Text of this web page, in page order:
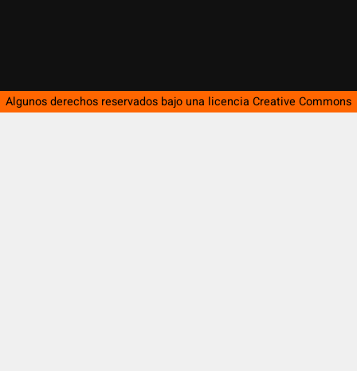
Algunos derechos reservados bajo una licencia Creative Commons